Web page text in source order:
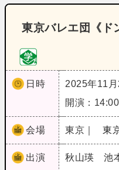
東京バレエ団《ド
日時
2025年11月
開演：14:00
会場 東京｜ 東
出演
秋山瑛 池